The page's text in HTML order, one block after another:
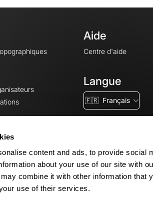
content and ads, to provide social
about your use of our site with
combine it with other information that
use of their services.
Aide
Centre d'aide
Langue
🇫🇷 Français